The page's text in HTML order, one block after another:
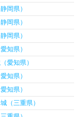
岡県）
岡県）
岡県）
知県）
愛知県）
知県）
知県）
（三重県）